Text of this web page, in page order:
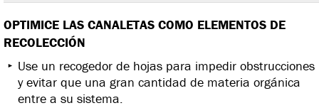
OPTIMICE LAS CANALETAS COMO ELEMENTOS DE
RECOLECCIÓN
Use un recogedor de hojas para impedir obstrucciones
y evitar que una gran cantidad de materia orgánica
entre a su sistema.